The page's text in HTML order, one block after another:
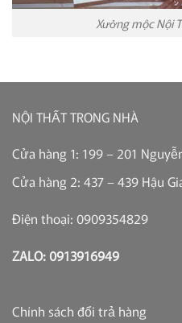
Xưởng mộc Nội
NỘI THẤT TRONG NHÀ
Cửa hàng 1: 199 – 201
Cửa hàng 2: 437 – 439 Hậu
Điện thoại: 0909354829
ZALO: 0913916949
Chính sách đổi trả hàng